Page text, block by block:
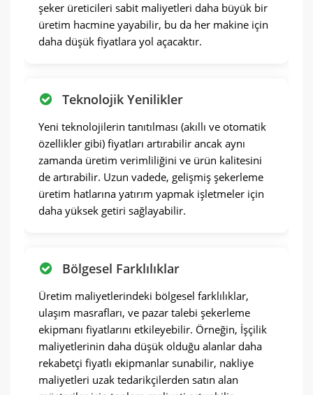
şeker üreticileri sabit maliyetleri daha büyük bir
üretim hacmine yayabilir, bu da her makine için
daha düşük fiyatlara yol açacaktır.
Teknolojik Yenilikler
Yeni teknolojilerin tanıtılması (akıllı ve otomatik
özellikler gibi) fiyatları artırabilir ancak aynı
zamanda üretim verimliliğini ve ürün kalitesini
de artırabilir. Uzun vadede, gelişmiş şekerleme
üretim hatlarına yatırım yapmak işletmeler için
daha yüksek getiri sağlayabilir.
Bölgesel Farklılıklar
Üretim maliyetlerindeki bölgesel farklılıklar,
ulaşım masrafları, ve pazar talebi şekerleme
ekipmanı fiyatlarını etkileyebilir. Örneğin, İşçilik
maliyetlerinin daha düşük olduğu alanlar daha
rekabetçi fiyatlı ekipmanlar sunabilir, nakliye
maliyetleri uzak tedarikçilerden satın alan